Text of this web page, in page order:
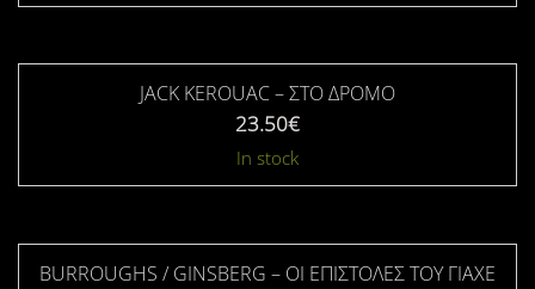
JACK KEROUAC – ΣΤΟ ΔΡΌΜΟ
23.50€
In stock
BURROUGHS / GINSBERG – ΟΙ ΕΠΙΣΤΟΛΈΣ ΤΟΥ ΓΙΑΧΈ